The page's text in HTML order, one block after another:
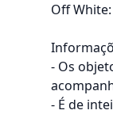
Off
- Os
- É de